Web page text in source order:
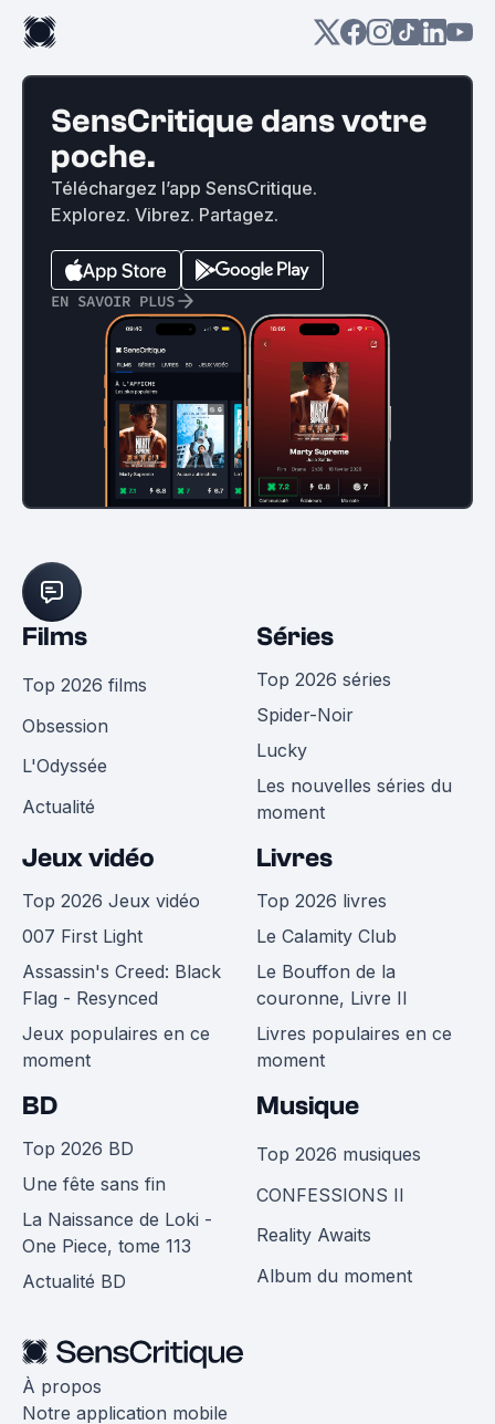
SensCritique dans votre
poche.
Téléchargez l’app SensCritique.
Explorez. Vibrez. Partagez.
EN SAVOIR PLUS
Films
Top 2026 films
Obsession
L'Odyssée
Actualité
Séries
Top 2026 séries
Spider-Noir
Lucky
Les nouvelles séries du
moment
Jeux vidéo
Top 2026 Jeux vidéo
007 First Light
Assassin's Creed: Black
Flag - Resynced
Jeux populaires en ce
moment
Livres
Top 2026 livres
Le Calamity Club
Le Bouffon de la
couronne, Livre II
Livres populaires en ce
moment
BD
Top 2026 BD
Une fête sans fin
La Naissance de Loki -
One Piece, tome 113
Actualité BD
Musique
Top 2026 musiques
CONFESSIONS II
Reality Awaits
Album du moment
À propos
Notre application mobile